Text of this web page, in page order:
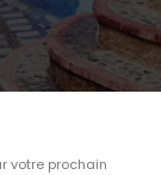
votre prochain